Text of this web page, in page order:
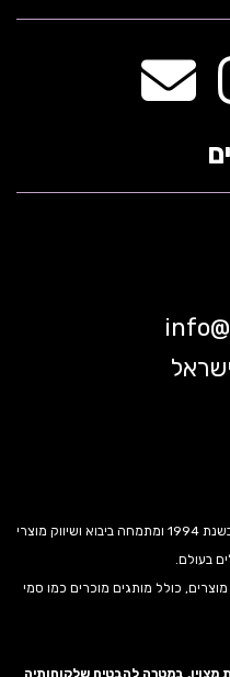
info@
חברת הנסיך הקטן - אביב ואורן בע"מ נוסדה בשנת 1994 ומתמחה ביבוא ושיווק מוצרי
בעולם.
כולל מותגים מוכרים כמו סמי
מצוין, במטרה להבטיח שלקוחותיה